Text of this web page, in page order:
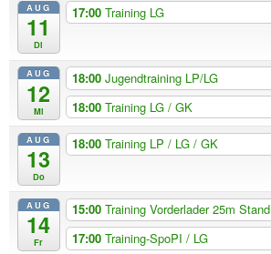
AUG
11
Di
17:00 Training LG
AUG
12
Mi
18:00 Jugendtraining LP/LG
18:00 Training LG / GK
AUG
13
Do
18:00 Training LP / LG / GK
AUG
14
Fr
15:00 Training Vorderlader 25m Stand
17:00 Training-SpoPI / LG